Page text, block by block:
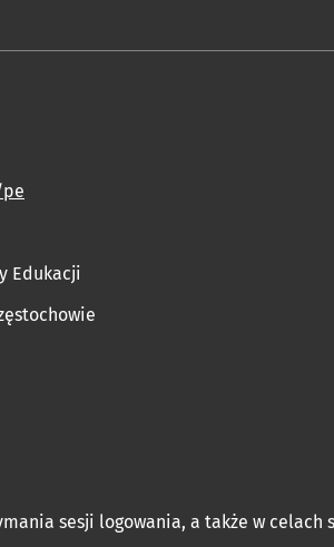
Edukacji
sesji logowania, a także w